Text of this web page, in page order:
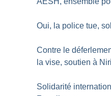
Oui, la police tue,
Contre le
la vise, soutien à
Solidarité